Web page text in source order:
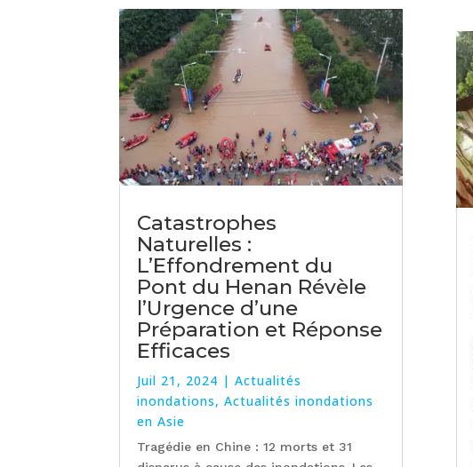
Catastrophes
Naturelles :
L’Effondrement du
Pont du Henan Révèle
l’Urgence d’une
Préparation et Réponse
Efficaces
Juil 21, 2024 |Actualités
inondations,Actualités inondations
en Asie
Tragédie en Chine : 12 morts et 31